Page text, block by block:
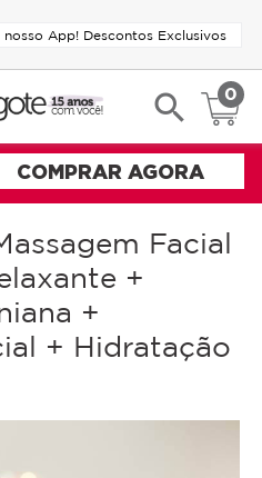
nosso App! Descontos Exclusivos
search 0
Facial
+
+
+ Hidratação
COMPRAR AGORA